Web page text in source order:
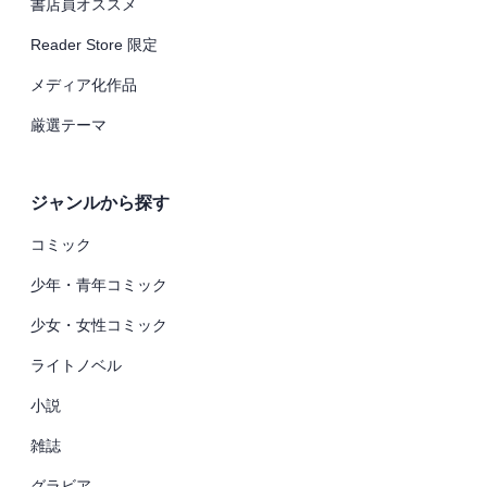
書店員オススメ
Reader Store 限定
メディア化作品
厳選テーマ
ジャンルから探す
コミック
少年・青年コミック
少女・女性コミック
ライトノベル
小説
雑誌